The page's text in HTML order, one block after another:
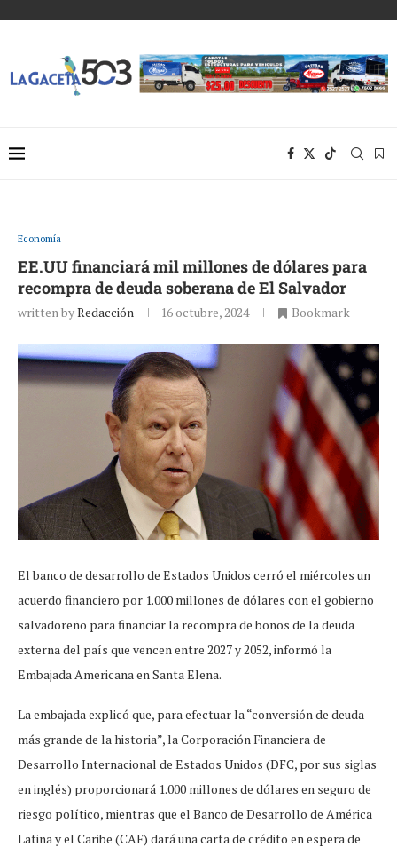
Economía
EE.UU financiará mil millones de dólares para
recompra de deuda soberana de El Salvador
written byRedacción 16 octubre, 2024 Bookmark
El banco de desarrollo de Estados Unidos cerró el miércoles un
acuerdo financiero por 1.000 millones de dólares con el gobierno
salvadoreño para financiar la recompra de bonos de la deuda
externa del país que vencen entre 2027 y 2052, informó la
Embajada Americana en Santa Elena.
La embajada explicó que, para efectuar la “conversión de deuda
más grande de la historia”, la Corporación Financiera de
Desarrollo Internacional de Estados Unidos (DFC, por sus siglas
en inglés) proporcionará 1.000 millones de dólares en seguro de
riesgo político, mientras que el Banco de Desarrollo de América
Latina y el Caribe (CAF) dará una carta de crédito en espera de